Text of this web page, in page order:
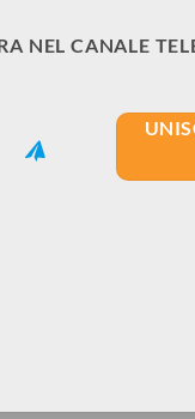
NEL CANALE